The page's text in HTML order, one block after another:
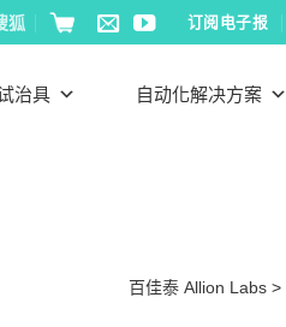
狐 订阅电子报
治具 自动化解决方案
百佳泰 Allion Labs>